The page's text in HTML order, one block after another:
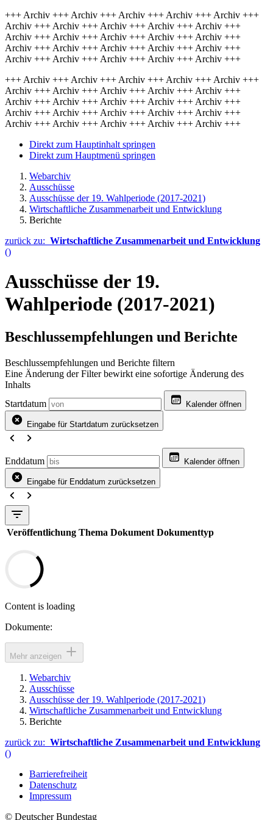
+++ Archiv +++ Archiv +++ Archiv +++ Archiv +++ Archiv +++
Archiv +++ Archiv +++ Archiv +++ Archiv +++ Archiv +++
Archiv +++ Archiv +++ Archiv +++ Archiv +++ Archiv +++
Archiv +++ Archiv +++ Archiv +++ Archiv +++ Archiv +++
Archiv +++ Archiv +++ Archiv +++ Archiv +++ Archiv +++
+++ Archiv +++ Archiv +++ Archiv +++ Archiv +++ Archiv +++
Archiv +++ Archiv +++ Archiv +++ Archiv +++ Archiv +++
Archiv +++ Archiv +++ Archiv +++ Archiv +++ Archiv +++
Archiv +++ Archiv +++ Archiv +++ Archiv +++ Archiv +++
Archiv +++ Archiv +++ Archiv +++ Archiv +++ Archiv +++
Direkt zum Hauptinhalt springen
Direkt zum Hauptmenü springen
Webarchiv
Ausschüsse
Ausschüsse der 19. Wahlperiode (2017-2021)
Wirtschaftliche Zusammenarbeit und Entwicklung
Berichte
zurück zu: Wirtschaftliche Zusammenarbeit und Entwicklung
()
Ausschüsse der 19.
Wahlperiode (2017-2021)
Beschlussempfehlungen und Berichte
Beschlussempfehlungen und Berichte filtern
Eine Änderung der Filter bewirkt eine sofortige Änderung des
Inhalts
Startdatum
Kalender öffnen
Eingabe für Startdatum zurücksetzen
Enddatum Kalender öffnen
Eingabe für Enddatum zurücksetzen
Veröffentlichung Thema Dokument Dokumenttyp
Content is loading
Dokumente:
Mehr anzeigen
Webarchiv
Ausschüsse
Ausschüsse der 19. Wahlperiode (2017-2021)
Wirtschaftliche Zusammenarbeit und Entwicklung
Berichte
zurück zu: Wirtschaftliche Zusammenarbeit und Entwicklung
()
Barrierefreiheit
Datenschutz
Impressum
© Deutscher Bundestag